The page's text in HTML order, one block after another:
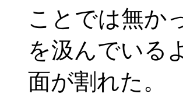
ことでは無か
を汲んでいる
面が割れた。